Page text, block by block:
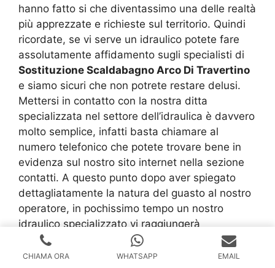
hanno fatto si che diventassimo una delle realtà
più apprezzate e richieste sul territorio. Quindi
ricordate, se vi serve un idraulico potete fare
assolutamente affidamento sugli specialisti di
Sostituzione Scaldabagno Arco Di Travertino
e siamo sicuri che non potrete restare delusi.
Mettersi in contatto con la nostra ditta
specializzata nel settore dell’idraulica è davvero
molto semplice, infatti basta chiamare al
numero telefonico che potete trovare bene in
evidenza sul nostro sito internet nella sezione
contatti. A questo punto dopo aver spiegato
dettagliatamente la natura del guasto al nostro
operatore, in pochissimo tempo un nostro
idraulico specializzato vi raggiungerà
all’indirizzo che ci avete indicato e si metterà
immediatamente all’opera. Inoltre, nel caso in
CHIAMA ORA WHATSAPP EMAIL